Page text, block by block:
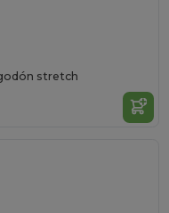
stretch